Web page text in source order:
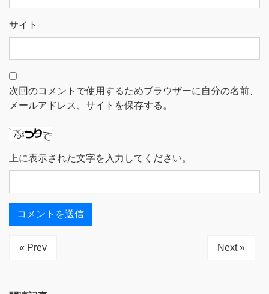
サイト
次回のコメントで使用するためブラウザーに自分の名前、
メールアドレス、サイトを保存する。
上に表示された文字を入力してください。
« Prev Next »